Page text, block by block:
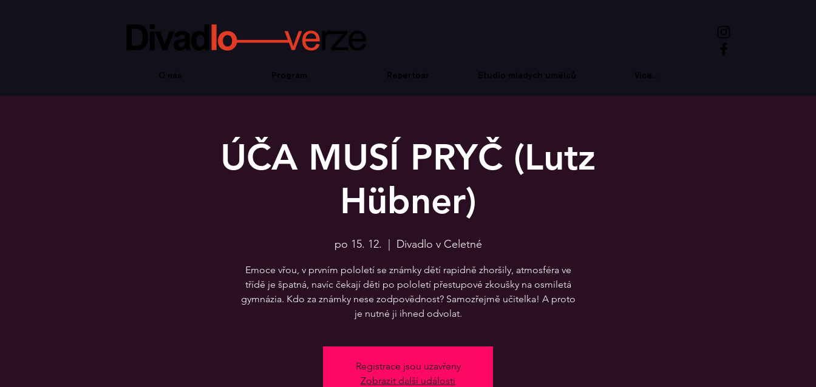
O nás Program Repertoár Studio mladých umělců Více...
ÚČA MUSÍ PRYČ (Lutz
Hübner)
po 15. 12. Divadlo v Celetné
Emoce vřou, v prvním pololetí se známky dětí rapidně zhoršily, atmosféra ve
třídě je špatná, navíc čekají děti po pololetí přestupové zkoušky na osmiletá
gymnázia. Kdo za známky nese zodpovědnost? Samozřejmě učitelka! A proto
Registrace jsou uzavřeny
Zobrazit další události